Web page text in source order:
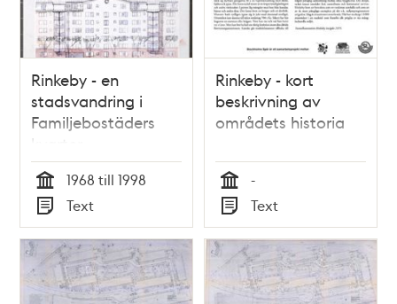
Rinkeby - en
stadsvandring i
Familjebostäders
kvarter
Tid
1968 till 1998
Typ
Text
Rinkeby - kort
beskrivning av
områdets historia
Tid
-
Typ
Text